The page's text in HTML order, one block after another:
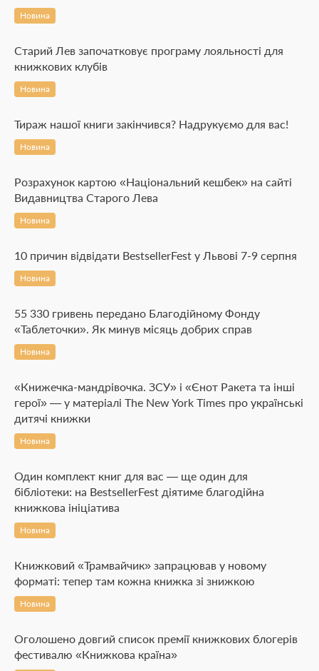
Новина
Старий Лев започатковує програму лояльності для
книжкових клубів
Новина
Тираж нашої книги закінчився? Надрукуємо для вас!
Новина
Розрахунок картою «Національний кешбек» на сайті
Видавництва Старого Лева
Новина
10 причин відвідати BestsellerFest у Львові 7-9 серпня
Новина
55 330 гривень передано Благодійному Фонду
«Таблеточки». Як минув місяць добрих справ
Новина
«Книжечка-мандрівочка. ЗСУ» і «Єнот Ракета та інші
герої» — у матеріалі The New York Times про українські
дитячі книжки
Новина
Один комплект книг для вас — ще один для
бібліотеки: на BestsellerFest діятиме благодійна
книжкова ініціатива
Новина
Книжковий «Трамвайчик» запрацював у новому
форматі: тепер там кожна книжка зі знижкою
Новина
Оголошено довгий список премії книжкових блогерів
фестивалю «Книжкова країна»